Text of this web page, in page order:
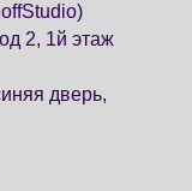
2, 1й этаж
дверь,